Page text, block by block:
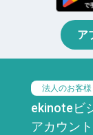
ア
法人のお客様
ekinoteビ
アカウン